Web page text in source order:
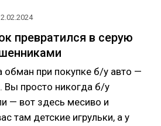
превратился в серую
обман при покупке б/у авто —
Вы просто никогда б/у
— вот здесь месиво и
там детские игрульки, а у